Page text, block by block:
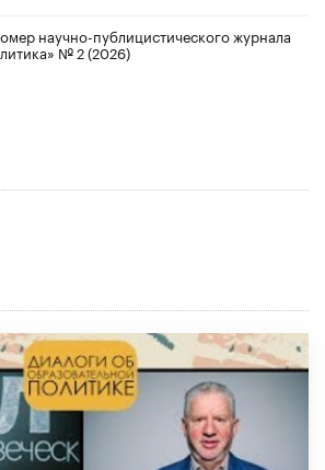
научно-публицистического журнала
№ 2 (2026)